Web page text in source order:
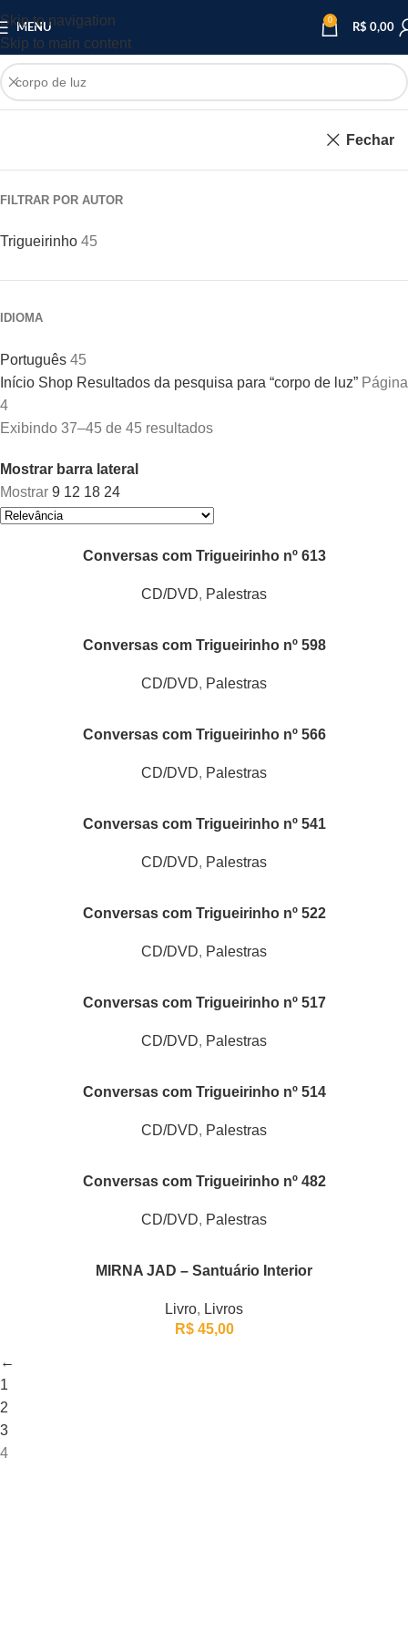
Skip to navigation
Skip to main content
MENU
0
R$ 0,00
Fechar
FILTRAR POR AUTOR
Trigueirinho 45
IDIOMA
Português 45
Início Shop Resultados da pesquisa para “corpo de luz” Página
4
Exibindo 37–45 de 45 resultados
Mostrar barra lateral
Mostrar 9 12 18 24
Conversas com Trigueirinho nº 613
CD/DVD, Palestras
Conversas com Trigueirinho nº 598
CD/DVD, Palestras
Conversas com Trigueirinho nº 566
CD/DVD, Palestras
Conversas com Trigueirinho nº 541
CD/DVD, Palestras
Conversas com Trigueirinho nº 522
CD/DVD, Palestras
Conversas com Trigueirinho nº 517
CD/DVD, Palestras
Conversas com Trigueirinho nº 514
CD/DVD, Palestras
Conversas com Trigueirinho nº 482
CD/DVD, Palestras
MIRNA JAD – Santuário Interior
Livro, Livros
R$45,00
←
1
2
3
4